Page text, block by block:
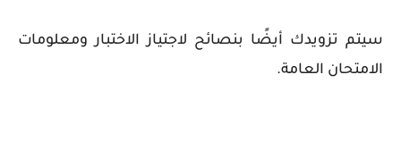
سيتم تزويدك أيضًا بنصائح لاجتياز الاختبار ومعلومات
الامتحان العامة.